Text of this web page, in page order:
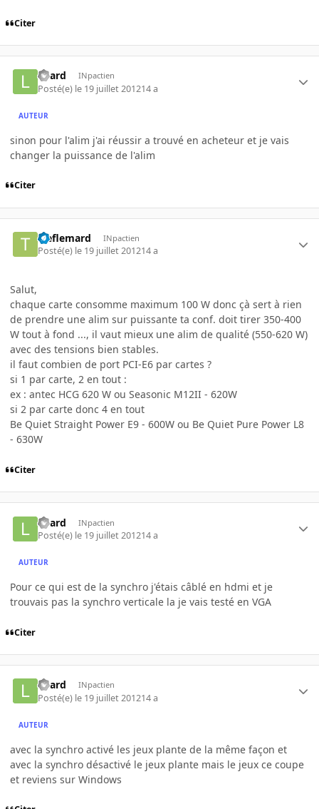
Citer
Loard INpactien
Posté(e) le 19 juillet 201214 a
AUTEUR
sinon pour l'alim j'ai réussir a trouvé en acheteur et je vais
changer la puissance de l'alim
Citer
treflemard INpactien
Posté(e) le 19 juillet 201214 a
Salut,
chaque carte consomme maximum 100 W donc çà sert à rien
de prendre une alim sur puissante ta conf. doit tirer 350-400
W tout à fond ..., il vaut mieux une alim de qualité (550-620 W)
avec des tensions bien stables.
il faut combien de port PCI-E6 par cartes ?
si 1 par carte, 2 en tout :
ex : antec HCG 620 W ou Seasonic M12II - 620W
si 2 par carte donc 4 en tout
Be Quiet Straight Power E9 - 600W ou Be Quiet Pure Power L8
- 630W
Citer
Loard INpactien
Posté(e) le 19 juillet 201214 a
AUTEUR
Pour ce qui est de la synchro j'étais câblé en hdmi et je
trouvais pas la synchro verticale la je vais testé en VGA
Citer
Loard INpactien
Posté(e) le 19 juillet 201214 a
AUTEUR
avec la synchro activé les jeux plante de la même façon et
avec la synchro désactivé le jeux plante mais le jeux ce coupe
et reviens sur Windows